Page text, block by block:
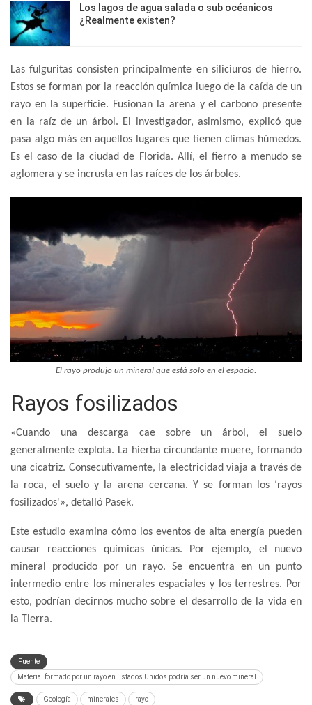
Los lagos de agua salada o sub océanicos
¿Realmente existen?
Las fulguritas consisten principalmente en siliciuros de hierro.
Estos se forman por la reacción química luego de la caída de un
rayo en la superficie. Fusionan la arena y el carbono presente
en la raíz de un árbol. El investigador, asimismo, explicó que
pasa algo más en aquellos lugares que tienen climas húmedos.
Es el caso de la ciudad de Florida. Allí, el fierro a menudo se
aglomera y se incrusta en las raíces de los árboles.
El rayo produjo un mineral que está solo en el espacio.
Rayos fosilizados
«Cuando una descarga cae sobre un árbol, el suelo
generalmente explota. La hierba circundante muere, formando
una cicatriz. Consecutivamente, la electricidad viaja a través de
la roca, el suelo y la arena cercana. Y se forman los ‘rayos
fosilizados'», detalló Pasek.
Este estudio examina cómo los eventos de alta energía pueden
causar reacciones químicas únicas. Por ejemplo, el nuevo
mineral producido por un rayo. Se encuentra en un punto
intermedio entre los minerales espaciales y los terrestres. Por
esto, podrían decirnos mucho sobre el desarrollo de la vida en
la Tierra.
Fuente
Material formado por un rayo en Estados Unidos podría ser un nuevo mineral
Geología minerales rayo